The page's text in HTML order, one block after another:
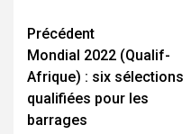
Navigation
d’article
Précédent
Mondial 2022 (Qualif-
Afrique) : six sélections
qualifiées pour les
barrages